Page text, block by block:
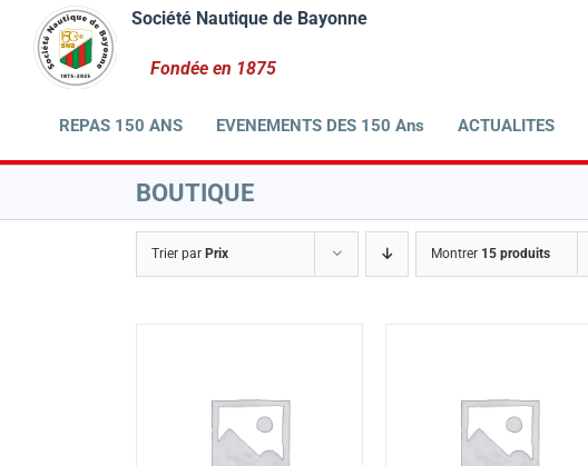
contenu
REPAS 150 ANS EVENEMENTS DES 150 Ans ACTUALITES
BOUTIQUE
Trier par Prix Montrer 15 produits